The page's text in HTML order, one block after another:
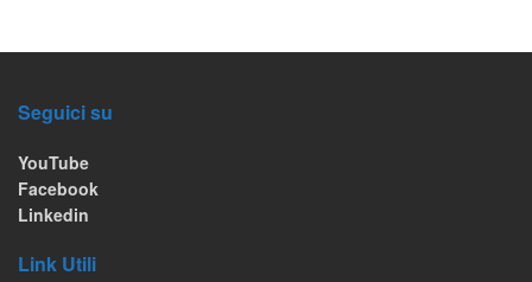
Seguici su
YouTube
Facebook
Linkedin
Link Utili